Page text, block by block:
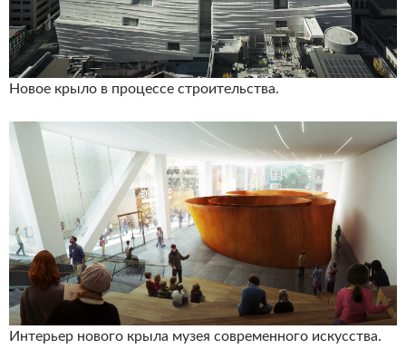
Новое крыло в процессе строительства.
Интерьер нового крыла музея современного искусства.